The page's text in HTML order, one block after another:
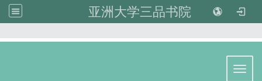
亚洲大学三品书院